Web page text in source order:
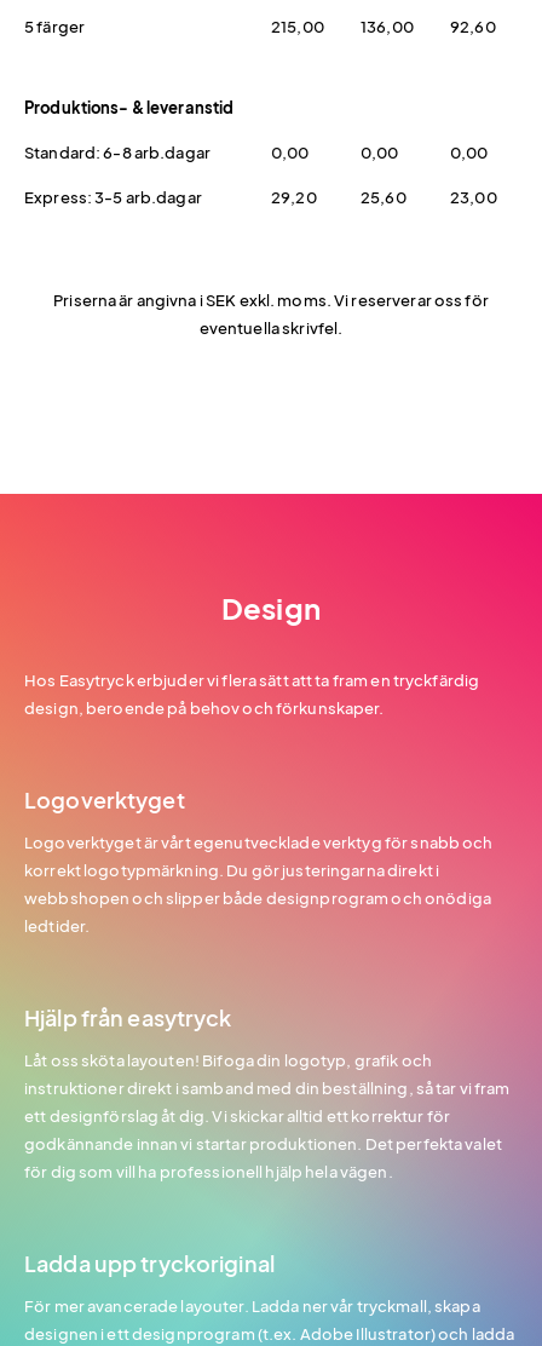
5 färger 215,00 136,00 92,60
Produktions- & leveranstid
Standard: 6-8 arb.dagar 0,00 0,00 0,00
Express: 3-5 arb.dagar 29,20 25,60 23,00
Priserna är angivna i SEK exkl. moms. Vi reserverar oss för
eventuella skrivfel.
Design
Hos Easytryck erbjuder vi flera sätt att ta fram en tryckfärdig
design, beroende på behov och förkunskaper.
Logoverktyget
Logoverktyget är vårt egenutvecklade verktyg för snabb och
korrekt logotypmärkning. Du gör justeringarna direkt i
webbshopen och slipper både designprogram och onödiga
ledtider.
Hjälp från easytryck
Låt oss sköta layouten! Bifoga din logotyp, grafik och
instruktioner direkt i samband med din beställning, så tar vi fram
ett designförslag åt dig. Vi skickar alltid ett korrektur för
godkännande innan vi startar produktionen. Det perfekta valet
för dig som vill ha professionell hjälp hela vägen.
Ladda upp tryckoriginal
För mer avancerade layouter. Ladda ner vår tryckmall, skapa
designen i ett designprogram (t.ex. Adobe Illustrator) och ladda